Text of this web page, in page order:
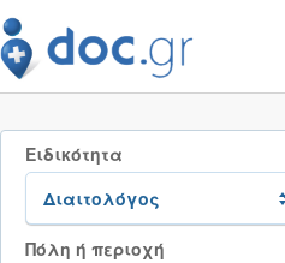
Ειδικότητα
Πόλη ή περιοχή